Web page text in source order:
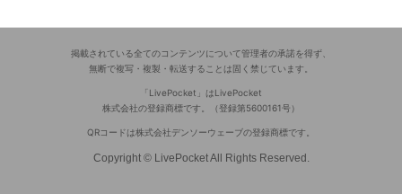
掲載されている全てのコンテンツについて管理者の承諾を得ず、
無断で複写・複製・転送することは固く禁じています。
「LivePocket」はLivePocket
株式会社の登録商標です。（登録第5600161号）
QRコードは株式会社デンソーウェーブの登録商標です。
Copyright © LivePocket All Rights Reserved.